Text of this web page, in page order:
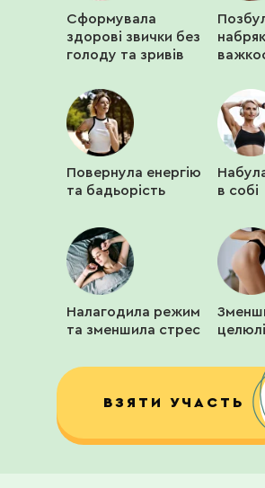
Повернула енергію
та бадьорість
в собі
Сформувала
здорові звички без
голоду та зривів
Налагодила режим
та зменшила стрес
ВЗЯТИ УЧАСТЬ